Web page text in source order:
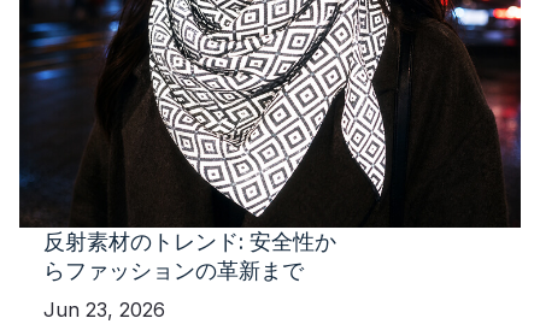
反射素材のトレンド: 安全性か
らファッションの革新まで
Jun 23, 2026